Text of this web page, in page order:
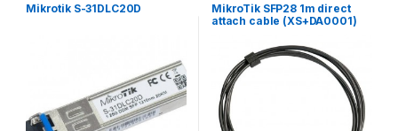
Mikrotik S-31DLC20D
MikroTik SFP28 1m direct
attach cable (XS+DA0001)